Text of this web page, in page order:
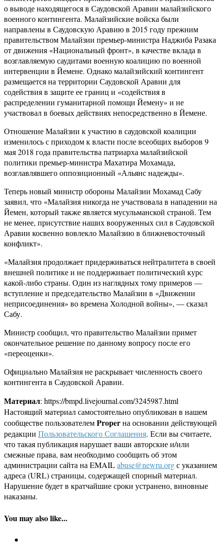
о выводе находящегося в Саудовской Аравии малайзийского
военного контингента. Малайзийские войска были
направлены в Саудовскую Аравию в 2015 году прежним
правительством Малайзии премьер-министра Наджиба Разака
от движения «Национальный фронт», в качестве вклада в
возглавляемую саудитами военную коалицию по военной
интервенции в Йемене. Однако малайзийский контингент
размещается на территории Саудовской Аравии для
содействия в защите ее границ и «содействия в
распределении гуманитарной помощи Йемену» и не
участвовал в боевых действиях непосредственно в Йемене.
Отношение Малайзии к участию в саудовской коалиции
изменилось с приходом к власти после всеобщих выборов 9
мая 2018 года правительства патриарха малайзийской
политики премьер-министра Махатира Мохамада,
возглавлявшего оппозиционный «Альянс надежды».
Теперь новый министр обороны Малайзии Мохамад Сабу
заявил, что «Малайзия никогда не участвовала в нападении на
Йемен, который также является мусульманской страной. Тем
не менее, присутствие наших вооруженных сил в Саудовской
Аравии косвенно вовлекло Малайзию в ближневосточный
конфликт».
«Малайзия продолжает придерживаться нейтралитета в своей
внешней политике и не поддерживает политический курс
какой-либо страны. Один из наглядных тому примеров —
вступление и председательство Малайзии в «Движении
неприсоединения» во времена Холодной войны», — сказал
Сабу.
Министр сообщил, что правительство Малайзии примет
окончательное решение по данному вопросу после его
«переоценки».
Официально Малайзия не раскрывает численность своего
контингента в Саудовской Аравии.
Материал: https://bmpd.livejournal.com/3245987.html
Настоящий материал самостоятельно опубликован в нашем
сообществе пользователемProperна основании действующей
редакции Пользовательского Соглашения. Если вы считаете,
что такая публикация нарушает ваши авторские и/или
смежные права, вам необходимо сообщить об этом
администрации сайта на EMAILabuse@newru.orgс указанием
адреса (URL) страницы, содержащей спорный материал.
Нарушение будет в кратчайшие сроки устранено, виновные
наказаны.
You may also like...